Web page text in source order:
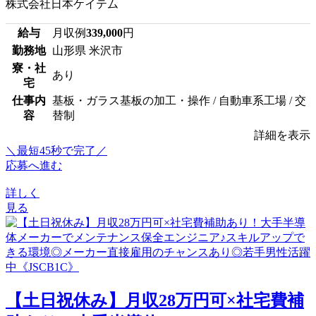
株式会社日本ケイテム
給与 月収例339,000円
勤務地
山形県 米沢市
寮・社
宅
あり
仕事内
容
基板・ガラス基板の加工・操作 / 自動車系工場 / 交
替制
詳細を表示
＼最短45秒で完了／
応募へ進む
詳しく
見る
【土日祝休み】月収28万円可×社宅費補